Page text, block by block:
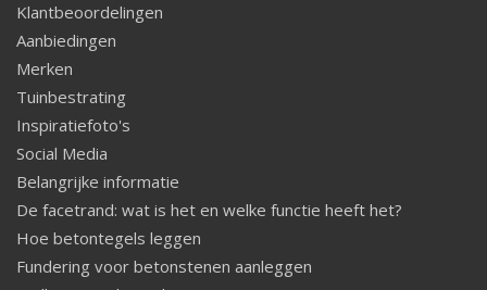
Klantbeoordelingen
Aanbiedingen
Merken
Tuinbestrating
Inspiratiefoto's
Social Media
Belangrijke informatie
De facetrand: wat is het en welke functie heeft het?
Hoe betontegels leggen
Fundering voor betonstenen aanleggen